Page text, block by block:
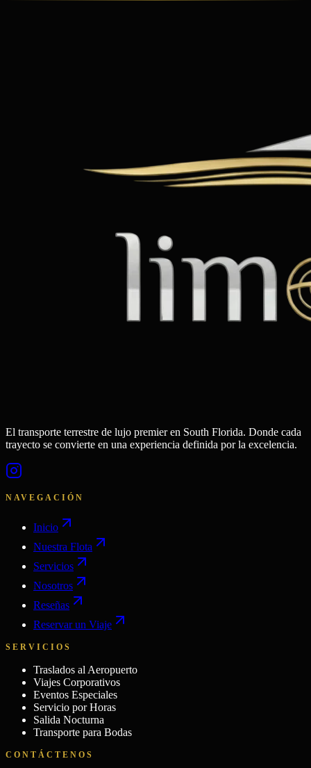
El transporte terrestre de lujo premier en South Florida. Donde cada
trayecto se convierte en una experiencia definida por la excelencia.
NAVEGACIÓN
Inicio
Nuestra Flota
Servicios
Nosotros
Reseñas
Reservar un Viaje
SERVICIOS
Traslados al Aeropuerto
Viajes Corporativos
Eventos Especiales
Servicio por Horas
Salida Nocturna
Transporte para Bodas
CONTÁCTENOS